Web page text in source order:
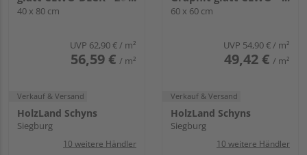
mm stark
40 x 80 cm
UVP 62,90 €/ m²
56,59 € / m²
Verkauf & Versand
HolzLand Schyns
Siegburg
10 weitere Händler
DECK - 20 mm stark
60 x 60 cm
UVP 54,90 €/ m²
49,42 € / m²
Verkauf & Versand
HolzLand Schyns
Siegburg
10 weitere Händler